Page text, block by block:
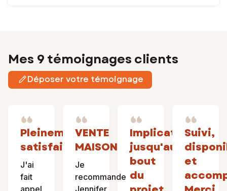
Mes 9 témoignages clients
Déposer votre témoignage
Pleinement
satisfait
J'ai
fait
appel
VENTE
MAISON
Je
recommande
Jennifer
Implication
jusqu'au
bout
du
Suivi,
et